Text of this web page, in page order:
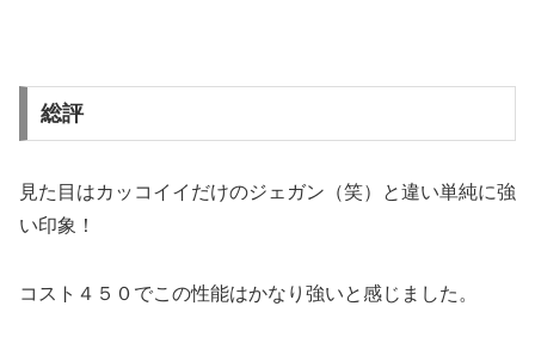
総評
見た目はカッコイイだけのジェガン（笑）と違い単純に強
い印象！
コスト４５０でこの性能はかなり強いと感じました。